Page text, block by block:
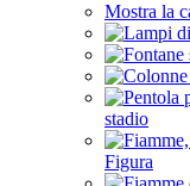
Mostra la
stadio
Figura